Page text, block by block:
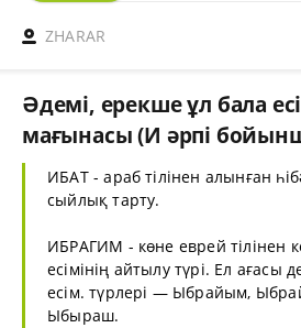
ZHARAR
Әдемі, ерекше ұл бала
мағынасы (И әрпі
ИБАТ - араб тілінен алынған
сыйлық тарту.
ИБРАГИМ - көне еврей тілінен
есімінің айтылу түрі. Ел ағасы
есім. түрлері — Ыбрайым,
Ыбыраш.